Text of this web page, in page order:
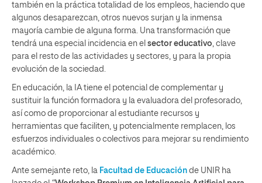
también en la práctica totalidad de los empleos, haciendo que
algunos desaparezcan, otros nuevos surjan y la inmensa
mayoría cambie de alguna forma. Una transformación que
tendrá una especial incidencia en el sector educativo , clave
para el resto de las actividades y sectores, y para la propia
evolución de la sociedad.
En educación, la IA tiene el potencial de complementar y
sustituir la función formadora y la evaluadora del profesorado,
así como de proporcionar al estudiante recursos y
herramientas que faciliten, y potencialmente remplacen, los
esfuerzos individuales o colectivos para mejorar su rendimiento
académico.
Ante semejante reto, la Facultad de Educación de UNIR ha